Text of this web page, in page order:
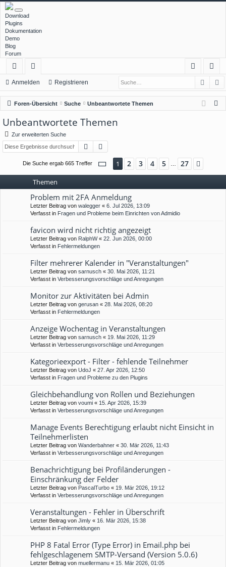
Download
Plugins
Dokumentation
Demo
Blog
Forum
ch
ne
llz
ug
rif
or
en
m
el
ist
rie
Anmelden Registrieren
Foren-Übersicht Suche Unbeantwortete Themen
Unbeantwortete Themen
Zur erweiterten Suche
Suche
Die Suche ergab 665 Treffer Seite 1 von 27
1 2 3 4 5 27
Themen
Problem mit 2FA Anmeldung
Letzter Beitrag von walegger « 6. Jul 2026, 13:09
Verfasst in Fragen und Probleme beim Einrichten von Admidio
favicon wird nicht richtig angezeigt
Letzter Beitrag von RalphW« 22. Jun 2026, 00:00
Verfasst in Fehlermeldungen
Filter mehrerer Kalender in "Veranstaltungen"
Letzter Beitrag von sarnusch « 30. Mai 2026, 11:21
Verfasst in Verbesserungsvorschläge und Anregungen
Monitor zur Aktivitäten bei Admin
Letzter Beitrag von gerusan « 28. Mai 2026, 08:20
Verfasst in Fehlermeldungen
Anzeige Wochentag in Veranstaltungen
Letzter Beitrag von sarnusch « 19. Mai 2026, 11:29
Verfasst in Verbesserungsvorschläge und Anregungen
Kategorieexport - Filter - fehlende Teilnehmer
Letzter Beitrag von UdoJ « 27. Apr 2026, 12:50
Verfasst in Fragen und Probleme zu den Plugins
Gleichbehandlung von Rollen und Beziehungen
Letzter Beitrag von voumi « 15. Apr 2026, 15:39
Verfasst in Verbesserungsvorschläge und Anregungen
Manage Events Berechtigung erlaubt nicht Einsicht in
Teilnehmerlisten
Letzter Beitrag von Wanderbahner « 30. Mär 2026, 11:43
Verfasst in Verbesserungsvorschläge und Anregungen
Benachrichtigung bei Profiländerungen -
Einschränkung der Felder
Letzter Beitrag von PascalTurbo « 19. Mär 2026, 19:12
Verfasst in Verbesserungsvorschläge und Anregungen
Veranstaltungen - Fehler in Überschrift
Letzter Beitrag von Jimly « 16. Mär 2026, 15:38
Verfasst in Fehlermeldungen
PHP 8 Fatal Error (Type Error) in Email.php bei
fehlgeschlagenem SMTP-Versand (Version 5.0.6)
Letzter Beitrag von muellermanu « 15. Mär 2026, 01:05